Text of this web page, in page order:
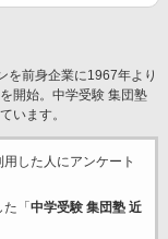
を前身企業に1967年より
開始。中学受験 集団塾
います。
用した 人にアンケート
「 中学受験 集団塾 近